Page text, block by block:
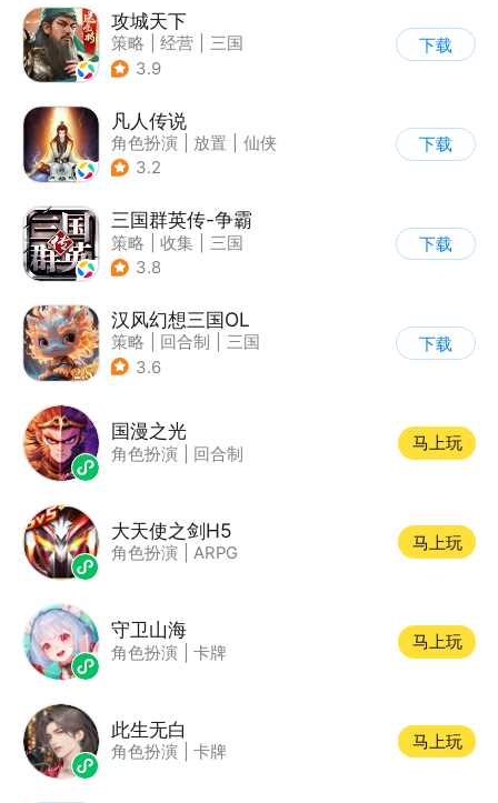
攻城天下
策略 经营
三国
| 千人同屏
3.9
下载
凡人传说
角色扮演 放置
仙侠
| 文字游戏
3.2
下载
三国群英传-争霸
策略 收集
三国
| 千人同屏
3.8
下载
汉风幻想三国OL
策略 回合制
三国
| 中国风
3.6
下载
国漫之光
角色扮演 回合制
马上玩
大天使之剑H5
角色扮演 ARPG
马上玩
守卫山海
角色扮演 卡牌
马上玩
此生无白
角色扮演 卡牌
马上玩